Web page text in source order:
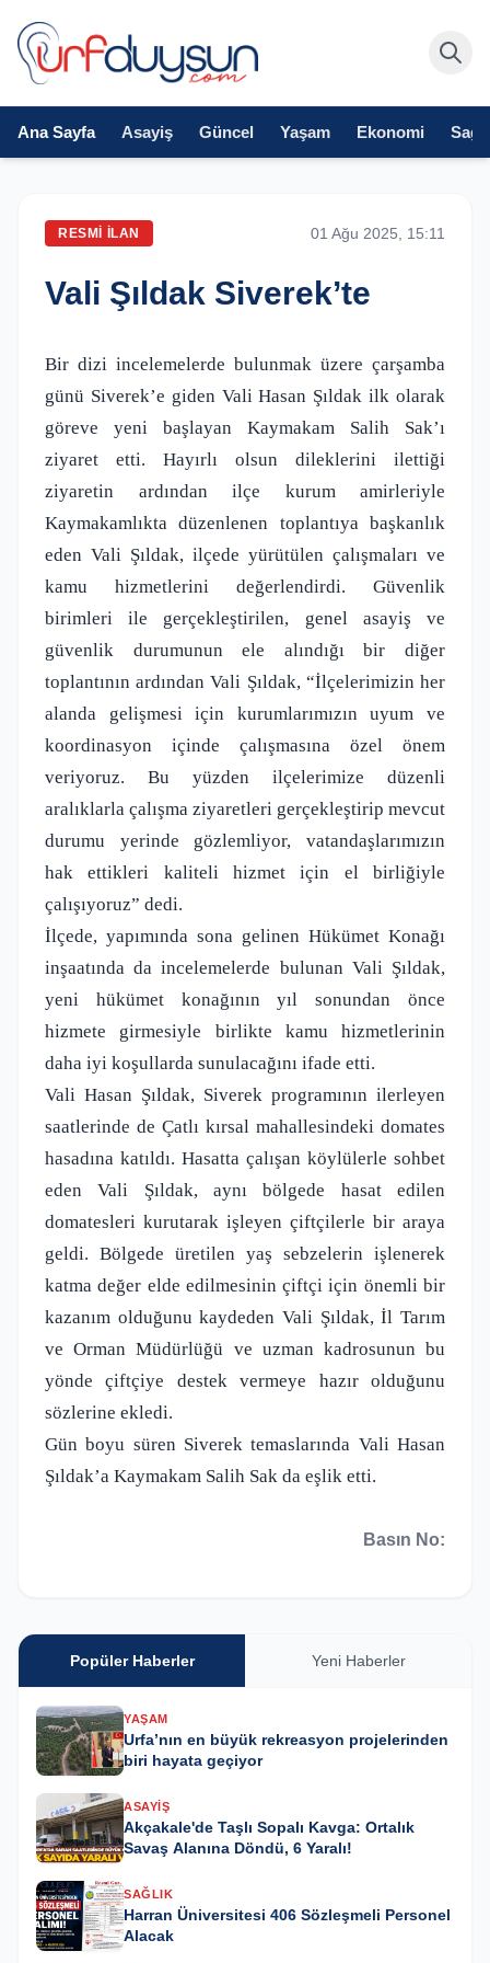
Ana Sayfa Asayiş Güncel Yaşam Ekonomi
RESMI İLAN 01 Ağu 2025, 15:11
Vali Şıldak Siverek’te
Bir dizi incelemelerde bulunmak üzere çarşamba
günü Siverek’e giden Vali Hasan Şıldak ilk olarak
göreve yeni başlayan Kaymakam Salih Sak’ı
ziyaret etti. Hayırlı olsun dileklerini ilettiği
ziyaretin ardından ilçe kurum amirleriyle
Kaymakamlıkta düzenlenen toplantıya başkanlık
eden Vali Şıldak, ilçede yürütülen çalışmaları ve
kamu hizmetlerini değerlendirdi. Güvenlik
birimleri ile gerçekleştirilen, genel asayiş ve
güvenlik durumunun ele alındığı bir diğer
toplantının ardından Vali Şıldak, “İlçelerimizin her
alanda gelişmesi için kurumlarımızın uyum ve
koordinasyon içinde çalışmasına özel önem
veriyoruz. Bu yüzden ilçelerimize düzenli
aralıklarla çalışma ziyaretleri gerçekleştirip mevcut
durumu yerinde gözlemliyor, vatandaşlarımızın
hak ettikleri kaliteli hizmet için el birliğiyle
çalışıyoruz” dedi.
İlçede, yapımında sona gelinen Hükümet Konağı
inşaatında da incelemelerde bulunan Vali Şıldak,
yeni hükümet konağının yıl sonundan önce
hizmete girmesiyle birlikte kamu hizmetlerinin
daha iyi koşullarda sunulacağını ifade etti.
Vali Hasan Şıldak, Siverek programının ilerleyen
saatlerinde de Çatlı kırsal mahallesindeki domates
hasadına katıldı. Hasatta çalışan köylülerle sohbet
eden Vali Şıldak, aynı bölgede hasat edilen
domatesleri kurutarak işleyen çiftçilerle bir araya
geldi. Bölgede üretilen yaş sebzelerin işlenerek
katma değer elde edilmesinin çiftçi için önemli bir
kazanım olduğunu kaydeden Vali Şıldak, İl Tarım
ve Orman Müdürlüğü ve uzman kadrosunun bu
yönde çiftçiye destek vermeye hazır olduğunu
sözlerine ekledi.
Gün boyu süren Siverek temaslarında Vali Hasan
Şıldak’a Kaymakam Salih Sak da eşlik etti.
Basın No:
Popüler Haberler Yeni Haberler
YAŞAM
Urfa’nın en büyük rekreasyon projelerinden
biri hayata geçiyor
ASAYIŞ
Akçakale'de Taşlı Sopalı Kavga: Ortalık
Savaş Alanına Döndü, 6 Yaralı!
SAĞLIK
Harran Üniversitesi 406 Sözleşmeli Personel
Alacak